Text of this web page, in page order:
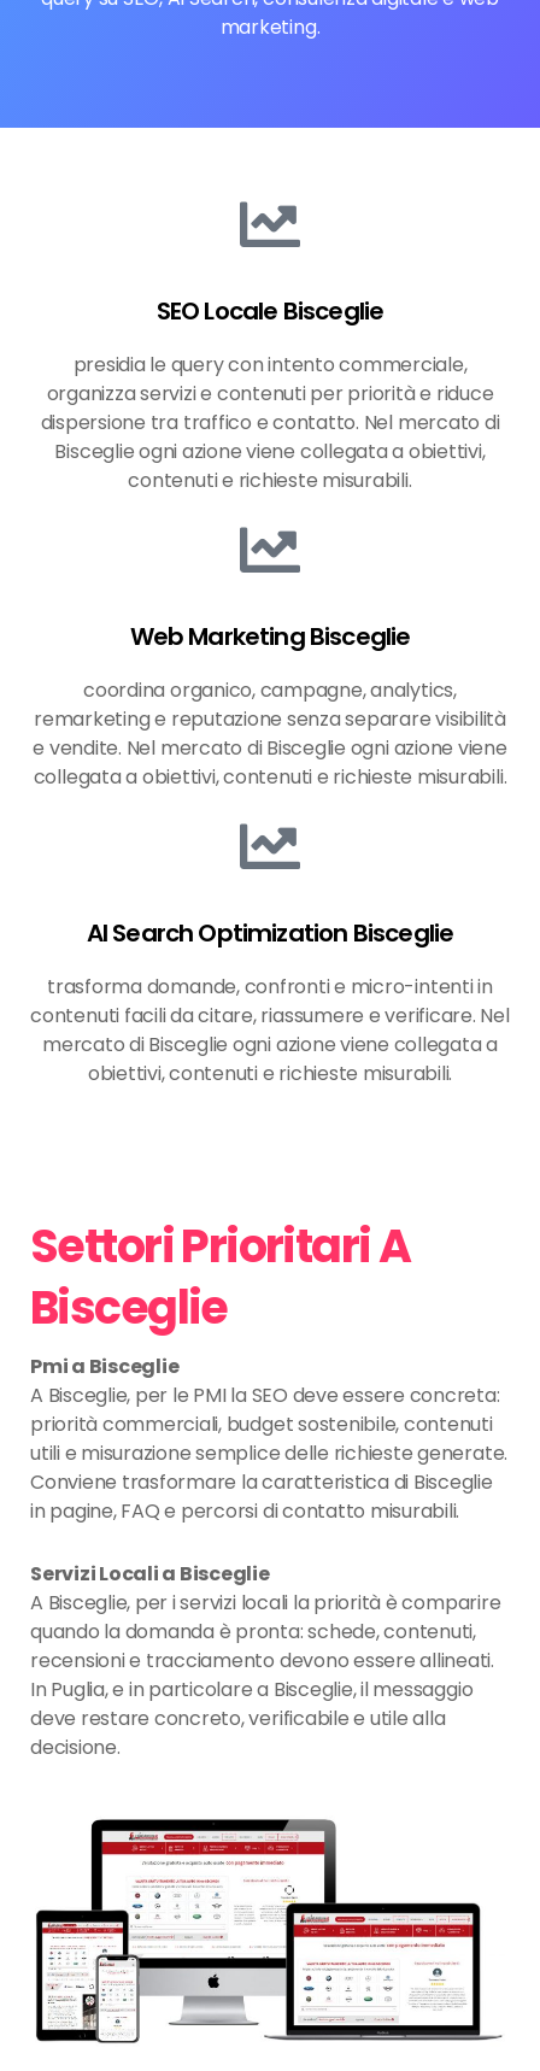
marketing.
SEO Locale Bisceglie
presidia le query con intento commerciale,
organizza servizi e contenuti per priorità e riduce
dispersione tra traffico e contatto. Nel mercato di
Bisceglie ogni azione viene collegata a obiettivi,
contenuti e richieste misurabili.
Web Marketing Bisceglie
coordina organico, campagne, analytics,
remarketing e reputazione senza separare visibilità
e vendite. Nel mercato di Bisceglie ogni azione viene
collegata a obiettivi, contenuti e richieste misurabili.
AI Search Optimization Bisceglie
trasforma domande, confronti e micro-intenti in
contenuti facili da citare, riassumere e verificare. Nel
mercato di Bisceglie ogni azione viene collegata a
obiettivi, contenuti e richieste misurabili.
Settori Prioritari A
Bisceglie
Pmi a Bisceglie
A Bisceglie, per le PMI la SEO deve essere concreta:
priorità commerciali, budget sostenibile, contenuti
utili e misurazione semplice delle richieste generate.
Conviene trasformare la caratteristica di Bisceglie
in pagine, FAQ e percorsi di contatto misurabili.
Servizi Locali a Bisceglie
A Bisceglie, per i servizi locali la priorità è comparire
quando la domanda è pronta: schede, contenuti,
recensioni e tracciamento devono essere allineati.
In Puglia, e in particolare a Bisceglie, il messaggio
deve restare concreto, verificabile e utile alla
decisione.